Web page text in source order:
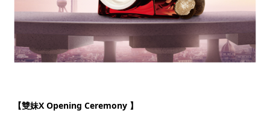
【雙妹X Opening Ceremony 】